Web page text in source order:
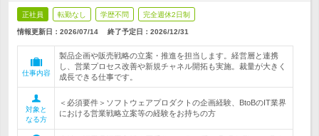
正社員 転勤なし 学歴不問 完全週休2日制
情報更新日：2026/07/14 終了予定日： 2026/12/31
仕事内容
製品企画や販売戦略の立案・推進を担当します。経営層と連携
し、営業プロセス改善や新規チャネル開拓も実施。裁量が大きく
成長できる仕事です。
対象と
なる方
＜必須要件＞ソフトウェアプロダクトの企画経験、BtoBのIT業界
における営業戦略立案等の経験をお持ちの方